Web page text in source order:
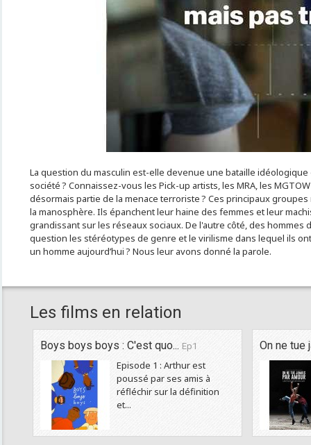
La question du masculin est-elle devenue une bataille
société ? Connaissez-vous les Pick-up artists, les MRA, les
désormais partie de la menace terroriste ? Ces principaux
la manosphère. Ils épanchent leur haine des femmes et leur
grandissant sur les réseaux sociaux. De l'autre côté, des
question les stéréotypes de genre et le virilisme dans lequel ils
un homme aujourd’hui ? Nous leur avons donné la parole.
Les films en relation
Boys boys boys : C'est quo... Ep1
Episode 1 : Arthur est
poussé par ses amis à
réfléchir sur la définition
et...
On ne tue